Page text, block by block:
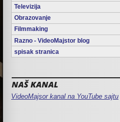
Televizija
Obrazovanje
Filmmaking
Razno - VideoMajstor blog
spisak stranica
NAŠ KANAL
VideoMajsor kanal na YouTube sajtu